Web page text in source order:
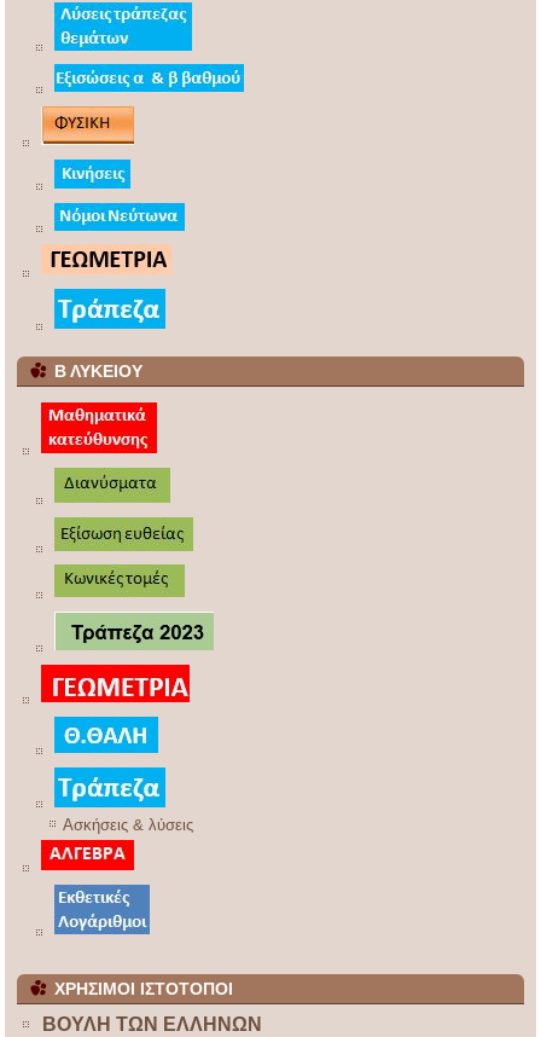
Β ΛΥΚΕΙΟΥ
Ασκήσεις & λύσεις
ΧΡΗΣΙΜΟΙ ΙΣΤΟΤΟΠΟΙ
ΒΟΥΛΗ ΤΩΝ ΕΛΛΗΝΩΝ